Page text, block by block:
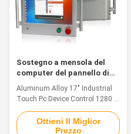
Sostegno a mensola del
computer del pannello di
tocco di industriale della
lega di alluminio 1280 a 17
Aluminum Alloy 17" Industrial
Touch Pc Device Control 1280 X
1024 Cantilever Bracket Feature
HMI Touch Panel for use in
harsh industrial environments
Ottieni Il Miglior
Prezzo